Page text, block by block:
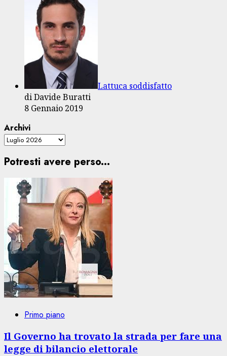
Lattuca soddisfatto
di Davide Buratti
8 Gennaio 2019
Archivi
Potresti avere perso...
Primo piano
Il Governo ha trovato la strada per fare una
legge di bilancio elettorale